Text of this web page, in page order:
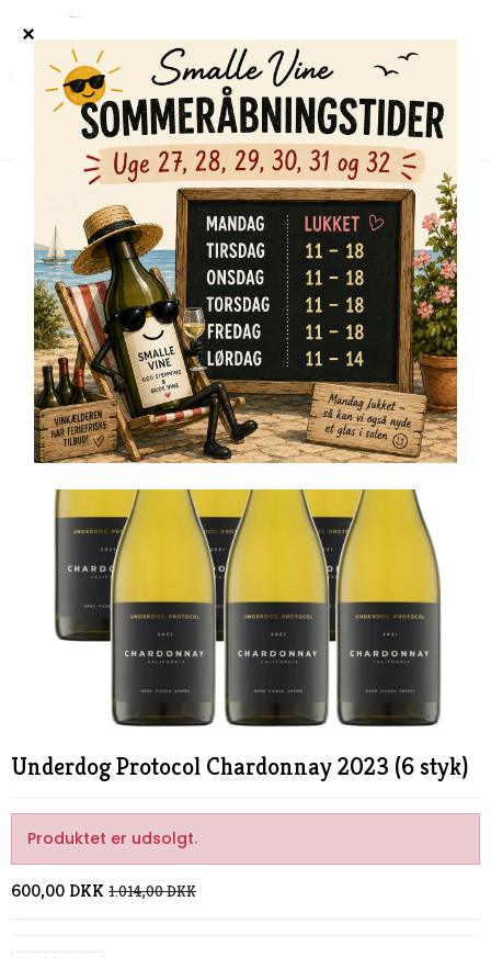
Shop / Alle vine /
Underdog Protocol Chardonnay 2023 (6 styk)
TILBUD UDSOLGT
Underdog Protocol Chardonnay 2023 (6 styk)
Produktet er udsolgt.
600,00 DKK 1.014,00 DKK